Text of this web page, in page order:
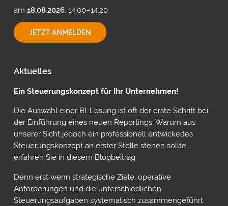
am 18.08.2026, 14:00–14:20
JETZT ANMELDENINDIVIDUELLE
PLANUNG
Aktuelles
Ein Steuerungskonzept für Ihr Unternehmen!
Die Auswahl einer BI-Lösung ist oft der erste Schritt bei
der Einführung eines neuen Reportings. Warum aus
unserer Sicht jedoch ein professionell entwickeltes
Steuerungskonzept an erster Stelle stehen sollte,
erfahren Sie in diesem Blogbeitrag.
Denn erst wenn strategische Ziele, operative
Anforderungen und die unterschiedlichen
Steuerungsaufgaben systematisch zusammengeführt